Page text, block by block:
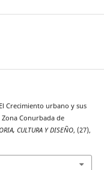
Crecimiento urbano y sus
Conurbada de
CULTURA Y DISEÑO, (27),